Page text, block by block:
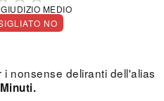
MEDIO
NO
nonsense deliranti dell'alias